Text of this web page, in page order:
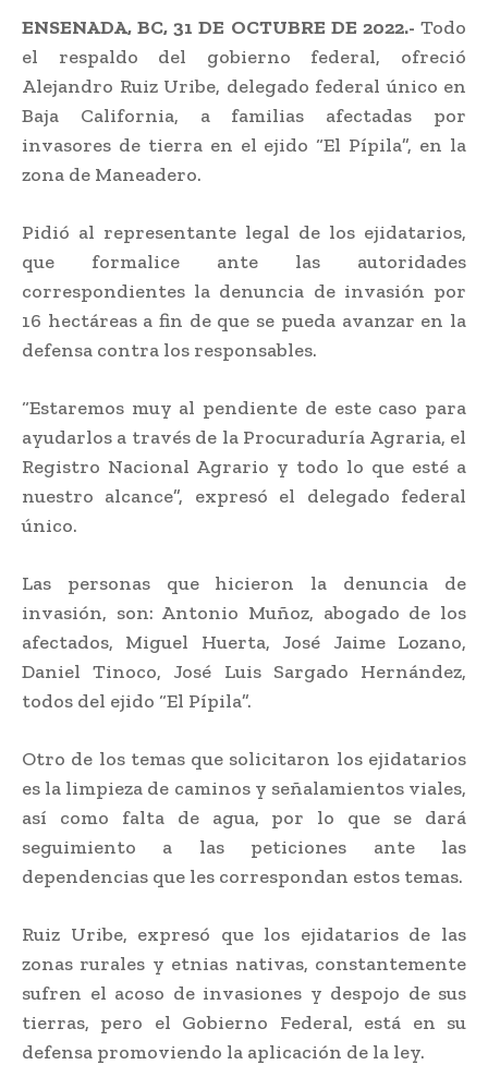
ENSENADA, BC, 31 DE OCTUBRE DE 2022.- Todo
el respaldo del gobierno federal, ofreció
Alejandro Ruiz Uribe, delegado federal único en
Baja California, a familias afectadas por
invasores de tierra en el ejido “El Pípila”, en la
zona de Maneadero.
Pidió al representante legal de los ejidatarios,
que formalice ante las autoridades
correspondientes la denuncia de invasión por
16 hectáreas a fin de que se pueda avanzar en la
defensa contra los responsables.
“Estaremos muy al pendiente de este caso para
ayudarlos a través de la Procuraduría Agraria, el
Registro Nacional Agrario y todo lo que esté a
nuestro alcance”, expresó el delegado federal
único.
Las personas que hicieron la denuncia de
invasión, son: Antonio Muñoz, abogado de los
afectados, Miguel Huerta, José Jaime Lozano,
Daniel Tinoco, José Luis Sargado Hernández,
todos del ejido “El Pípila”.
Otro de los temas que solicitaron los ejidatarios
es la limpieza de caminos y señalamientos viales,
así como falta de agua, por lo que se dará
seguimiento a las peticiones ante las
dependencias que les correspondan estos temas.
Ruiz Uribe, expresó que los ejidatarios de las
zonas rurales y etnias nativas, constantemente
sufren el acoso de invasiones y despojo de sus
tierras, pero el Gobierno Federal, está en su
defensa promoviendo la aplicación de la ley.